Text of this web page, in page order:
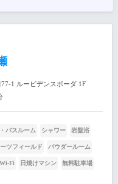
1 ルービデンスボーダ 1F
バスルーム シャワー 岩盤浴
ツフィールド パウダールーム
Wi-Fi 日焼けマシン 無料駐車場